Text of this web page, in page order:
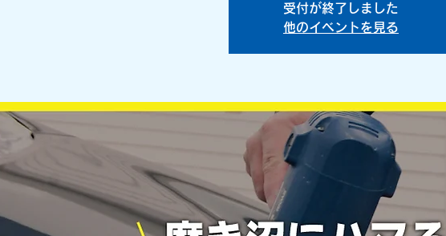
受付が終了しました
他のイベントを見る